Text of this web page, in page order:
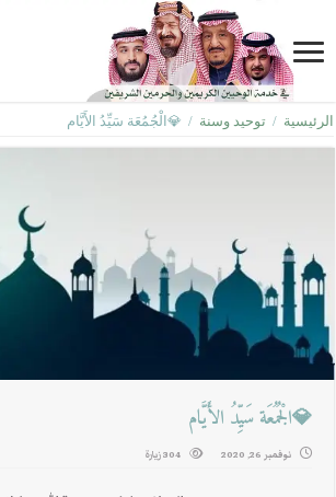
الرئيسية / توحيد وسنة / 💎الْجُمُعَة سَيِّدُ الأَيَّام
💎الْجُمُعَة سَيِّدُ الأَيَّام
نوفمبر 26, 2020 304 زيارة